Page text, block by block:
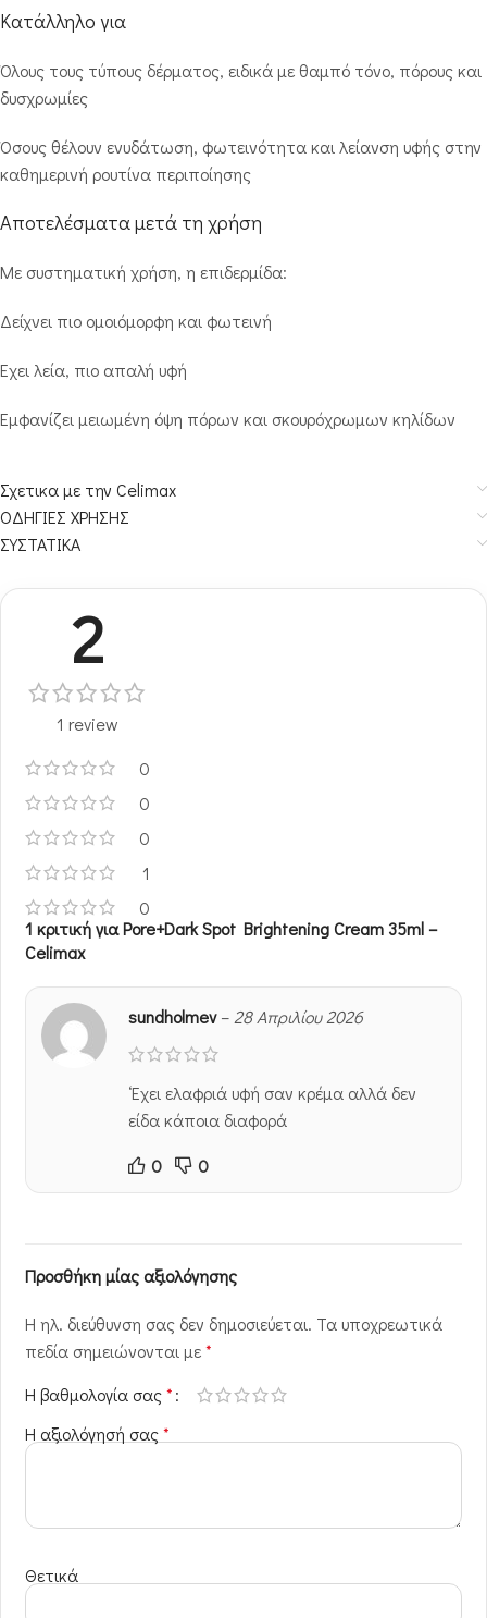
Κατάλληλο για
Όλους τους τύπους δέρματος, ειδικά με θαμπό τόνο, πόρους και
δυσχρωμίες
Όσους θέλουν ενυδάτωση, φωτεινότητα και λείανση υφής στην
καθημερινή ρουτίνα περιποίησης
Αποτελέσματα μετά τη χρήση
Με συστηματική χρήση, η επιδερμίδα:
Δείχνει πιο ομοιόμορφη και φωτεινή
Έχει λεία, πιο απαλή υφή
Εμφανίζει μειωμένη όψη πόρων και σκουρόχρωμων κηλίδων
Σχετικα με την Celimax
ΟΔΗΓΙΕΣ ΧΡΗΣΗΣ
ΣΥΣΤΑΤΙΚΑ
2
1 review
0
0
0
1
0
1 κριτική γιαPore+Dark Spot Brightening Cream 35ml –
Celimax
sundholmev– 28 Απριλίου 2026
‘Εχει ελαφριά υφή σαν κρέμα αλλά δεν
είδα κάποια διαφορά
0 0
Προσθήκη μίας αξιολόγησης
Η ηλ. διεύθυνση σας δεν δημοσιεύεται. Τα υποχρεωτικά
πεδία σημειώνονται με*
Η βαθμολογία σας*
Η αξιολόγησή σας*
Θετικά